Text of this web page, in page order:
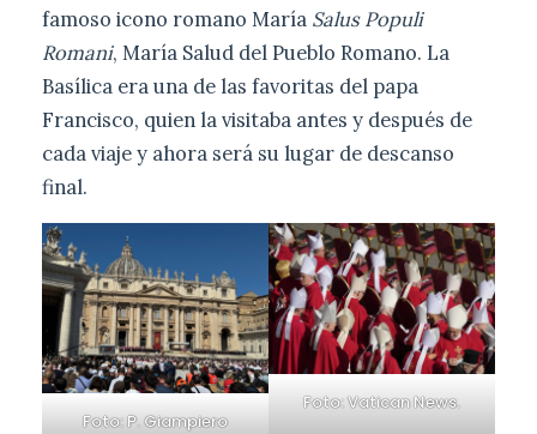
famoso icono romano María Salus Populi
Romani, María Salud del Pueblo Romano. La
Basílica era una de las favoritas del papa
Francisco, quien la visitaba antes y después de
cada viaje y ahora será su lugar de descanso
final.
Foto: P. Giampiero
Foto: Vatican News.